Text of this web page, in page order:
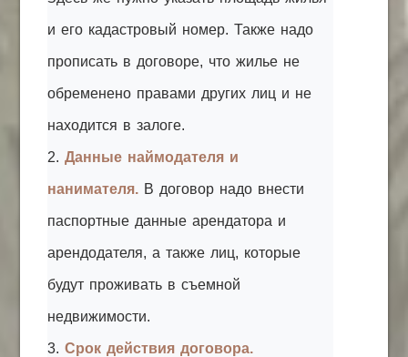
и его кадастровый номер. Также надо
прописать в договоре, что жилье не
обременено правами других лиц и не
находится в залоге.
2.Данные наймодателя и
нанимателя. В договор надо внести
паспортные данные арендатора и
арендодателя, а также лиц, которые
будут проживать в съемной
недвижимости.
3.Срок действия договора.